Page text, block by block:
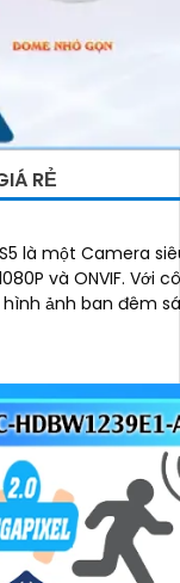
RẺ
là một Camera
Với công nghệ
ảnh ban đêm